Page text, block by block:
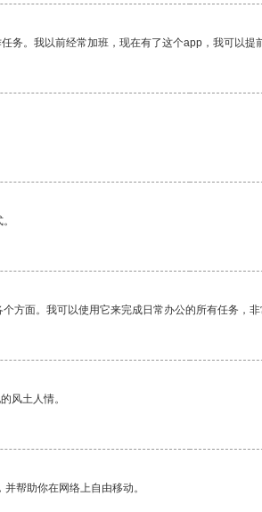
。我以前经常加班，现在有了这个app，我可以提
方面。我可以使用它来完成日常办公的所有任务，非
风土人情。
帮助你在网络上自由移动。